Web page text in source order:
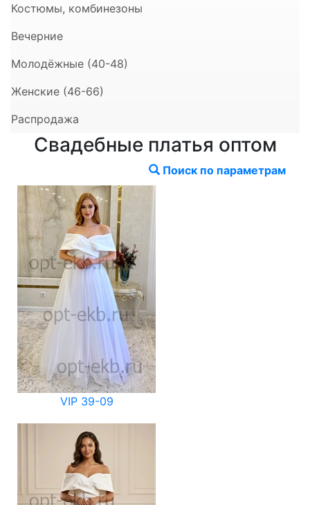
Костюмы, комбинезоны
Вечерние
Молодёжные (40-48)
Женские (46-66)
Распродажа
Свадебные платья оптом
Поиск по параметрам
VIP 39-09